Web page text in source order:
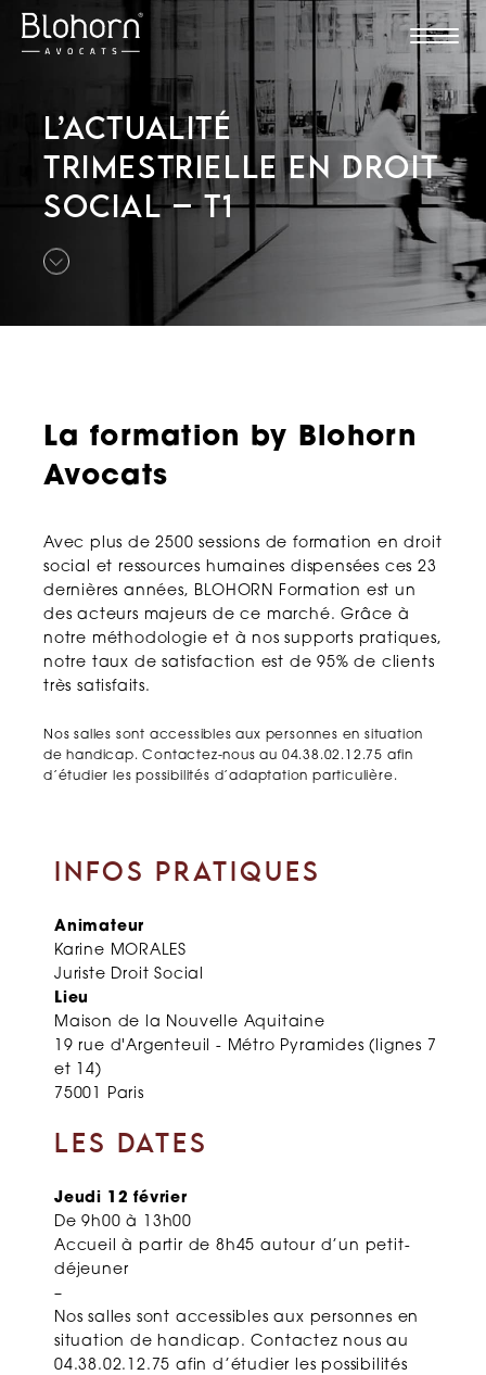
L’ACTUALITÉ
TRIMESTRIELLE EN DROIT
SOCIAL – T1
La formation by Blohorn
Avocats
Avec plus de 2500 sessions de formation en droit
social et ressources humaines dispensées ces 23
dernières années, BLOHORN Formation est un
des acteurs majeurs de ce marché. Grâce à
notre méthodologie et à nos supports pratiques,
notre taux de satisfaction est de 95% de clients
très satisfaits.
Nos salles sont accessibles aux personnes en situation
de handicap. Contactez-nous au 04.38.02.12.75 afin
d’étudier les possibilités d’adaptation particulière.
INFOS PRATIQUES
Animateur
Karine MORALES
Juriste Droit Social
Lieu
Maison de la Nouvelle Aquitaine
19 rue d'Argenteuil - Métro Pyramides (lignes 7
et 14)
75001 Paris
LES DATES
Jeudi 12 février
De 9h00 à 13h00
Accueil à partir de 8h45 autour d’un petit-
déjeuner
–
Nos salles sont accessibles aux personnes en
situation de handicap. Contactez nousau
04.38.02.12.75 afin d’étudier les possibilités